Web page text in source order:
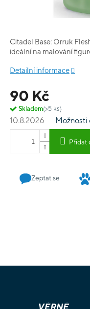
90 Kč
Skladem(>5 ks)
10.8.2026 Možnosti
Přidat
Citadel Base: Orruk
ideální na malování
Detailní informace
Zeptat se
VĚRNÉ